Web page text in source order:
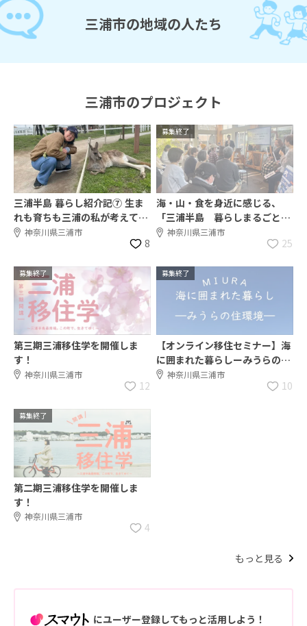
三浦市の地域の人たち
三浦市のプロジェクト
三浦半島 暮らし紹介記⑦ 生ま
れも育ちも三浦の私が考えてい
ること徒然なるままに
神奈川県三浦市
8
募集終了
海・山・食を身近に感じる、
「三浦半島 暮らしまるごと体
感DAY」イベントレポート！
神奈川県三浦市
25
募集終了
第三期三浦移住学を開催しま
す！
神奈川県三浦市
12
募集終了
【オンライン移住セミナー】海
に囲まれた暮らしーみうらの住
環境ー
神奈川県三浦市
10
募集終了
第二期三浦移住学を開催しま
す！
神奈川県三浦市
4
もっと見る
にユーザー登録してもっと活用しよう！